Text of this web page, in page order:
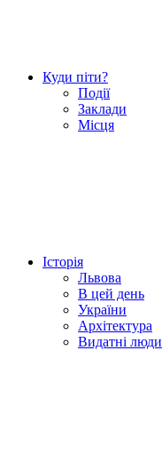
Куди піти?
Події
Заклади
Місця
Історія
Львова
В цей день
України
Архітектура
Видатні люди